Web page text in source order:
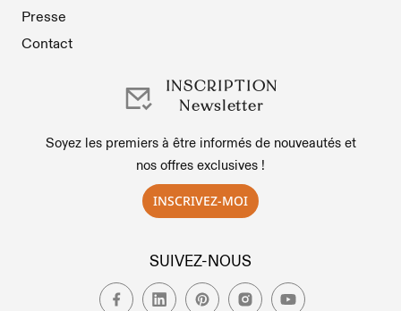
Presse
Contact
INSCRIPTION
Newsletter
Soyez les premiers à être informés de nouveautés et
nos offres exclusives !
INSCRIVEZ-MOI
SUIVEZ-NOUS